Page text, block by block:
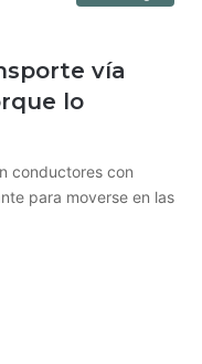
vía
lo
conductores con
para moverse en las